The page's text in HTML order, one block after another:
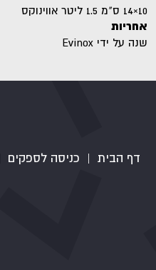
10×14 ס"מ 1.5 ליטר אווינוקס
אחריות
שנה על ידי Evinox
דף הבית | כניסה לספקים